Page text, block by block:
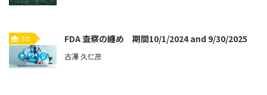
3位 FDA 査察の纏め 期間10/1/2024 and 9/30/2025
古澤 久仁彦